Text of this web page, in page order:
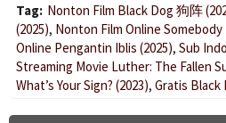
Tag: Nonton Film Black Dog 狗阵
(2025), Nonton Film Online
Online Pengantin Iblis (2025), Sub
Streaming Movie Luther: The Fallen
What’s Your Sign? (2023), Gratis Black